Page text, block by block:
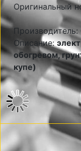
Оригинальный
Производитель:
Описание:
обогревом,
купе)